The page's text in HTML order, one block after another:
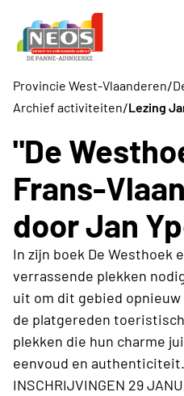
Provincie West-Vlaanderen/
Archief activiteiten/Lezing
"De
Frans-
door Jan
In zijn boek De Westhoek
verrassende plekken
uit om dit gebied
de platgereden
plekken die hun charme
eenvoud en authenticiteit.
INSCHRIJVINGEN 29